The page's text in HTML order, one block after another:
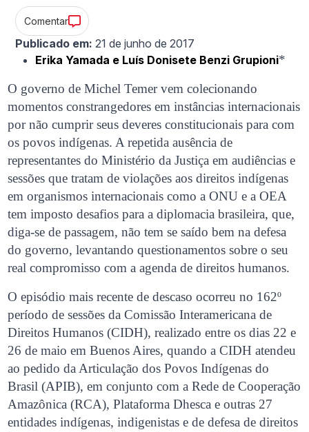
Comentar
Publicado em: 21 de junho de 2017
Erika Yamada e Luís Donisete Benzi Grupioni*
O governo de Michel Temer vem colecionando
momentos constrangedores em instâncias internacionais
por não cumprir seus deveres constitucionais para com
os povos indígenas. A repetida ausência de
representantes do Ministério da Justiça em audiências e
sessões que tratam de violações aos direitos indígenas
em organismos internacionais como a ONU e a OEA
tem imposto desafios para a diplomacia brasileira, que,
diga-se de passagem, não tem se saído bem na defesa
do governo, levantando questionamentos sobre o seu
real compromisso com a agenda de direitos humanos.
O episódio mais recente de descaso ocorreu no 162º
período de sessões da Comissão Interamericana de
Direitos Humanos (CIDH), realizado entre os dias 22 e
26 de maio em Buenos Aires, quando a CIDH atendeu
ao pedido da Articulação dos Povos Indígenas do
Brasil (APIB), em conjunto com a Rede de Cooperação
Amazônica (RCA), Plataforma Dhesca e outras 27
entidades indígenas, indigenistas e de defesa de direitos